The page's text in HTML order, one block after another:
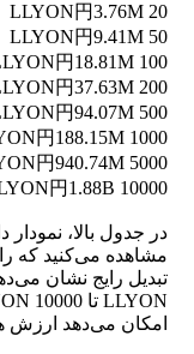
20 LLYON
円3.76M
50 LLYON
円9.41M
100 LLYON
円18.81M
200 LLYON
円37.63M
500 LLYON
円94.07M
1000 LLYON
円188.15M
5000 LLYON
円940.74M
10000 LLYON
円1.88B
مشاهده می‌کنید که
امکان می‌دهد ارزش